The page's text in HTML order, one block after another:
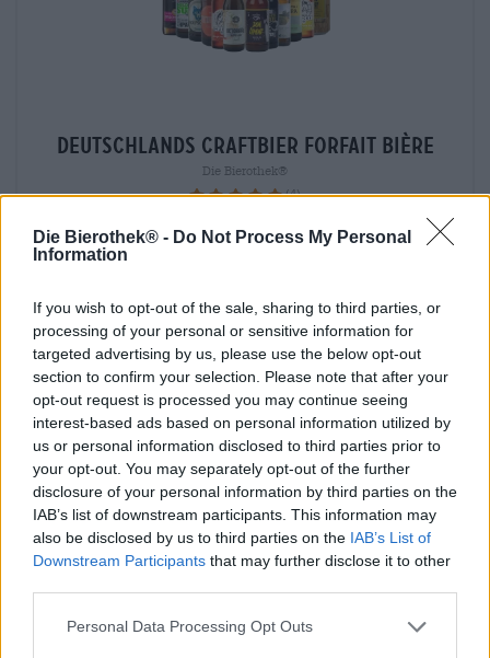
Die Bierothek® - Do Not Process My Personal
Information
If you wish to opt-out of the sale, sharing to third parties, or
processing of your personal or sensitive information for
targeted advertising by us, please use the below opt-out
section to confirm your selection. Please note that after your
opt-out request is processed you may continue seeing
interest-based ads based on personal information utilized by
us or personal information disclosed to third parties prior to
your opt-out. You may separately opt-out of the further
disclosure of your personal information by third parties on the
IAB’s list of downstream participants. This information may
also be disclosed by us to third parties on the IAB’s List of
Downstream Participants that may further disclose it to other
Personal Data Processing Opt Outs
deutschlands craftbier Forfait bière
Die Bierothek®
100% (4)
MEHRWEG
Épuisé
Nur Online
verfügbar